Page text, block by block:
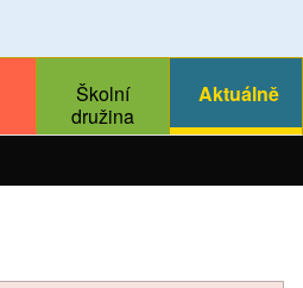
Školní
družina
Aktuálně